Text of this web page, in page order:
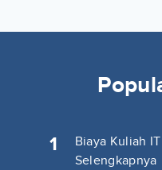
1
Biaya Kuliah
Selengkapnya